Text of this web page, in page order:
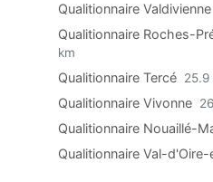
Qualitionnaire Valdivienne
Qualitionnaire Roches-
km
Qualitionnaire Tercé 25.9
Qualitionnaire Vivonne
Qualitionnaire Nouaillé-
Qualitionnaire Val-